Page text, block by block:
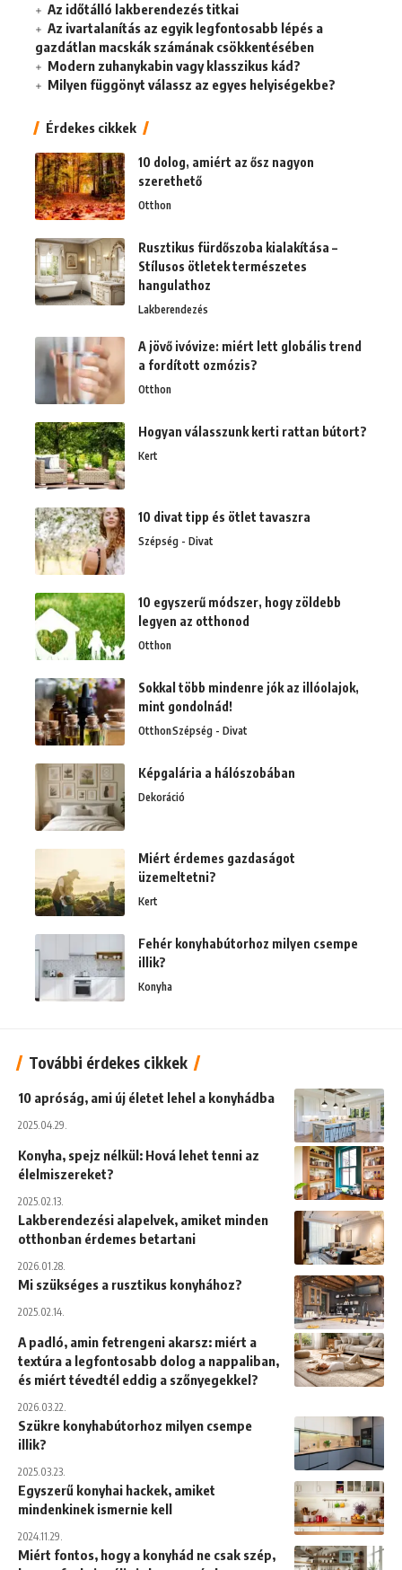
Az időtálló lakberendezés titkai
Az ivartalanítás az egyik legfontosabb lépés a
gazdátlan macskák számának csökkentésében
Modern zuhanykabin vagy klasszikus kád?
Milyen függönyt válassz az egyes helyiségekbe?
Érdekes cikkek
10 dolog, amiért az ősz nagyon
szerethető
Otthon
Rusztikus fürdőszoba kialakítása –
Stílusos ötletek természetes
hangulathoz
Lakberendezés
A jövő ivóvize: miért lett globális trend
a fordított ozmózis?
Otthon
Hogyan válasszunk kerti rattan bútort?
Kert
10 divat tipp és ötlet tavaszra
Szépség - Divat
10 egyszerű módszer, hogy zöldebb
legyen az otthonod
Otthon
Sokkal több mindenre jók az illóolajok,
mint gondolnád!
OtthonSzépség - Divat
Képgalária a hálószobában
Dekoráció
Miért érdemes gazdaságot
üzemeltetni?
Kert
Fehér konyhabútorhoz milyen csempe
illik?
Konyha
További érdekes cikkek
10 apróság, ami új életet lehel a konyhádba
2025.04.29.
Konyha, spejz nélkül: Hová lehet tenni az
élelmiszereket?
2025.02.13.
Lakberendezési alapelvek, amiket minden
otthonban érdemes betartani
2026.01.28.
Mi szükséges a rusztikus konyhához?
2025.02.14.
A padló, amin fetrengeni akarsz: miért a
textúra a legfontosabb dolog a nappaliban,
és miért tévedtél eddig a szőnyegekkel?
2026.03.22.
Szükre konyhabútorhoz milyen csempe
illik?
2025.03.23.
Egyszerű konyhai hackek, amiket
mindenkinek ismernie kell
2024.11.29.
Miért fontos, hogy a konyhád ne csak szép,